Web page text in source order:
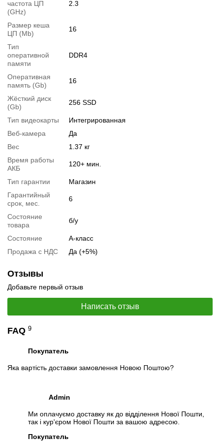
Вы можете расширить срок гарантии на
Возможна также комплектация
мышкой
Для этого добавьте в корзину соответствующую позицию с
раздела
Спецификация, тесты и технические отчеты
Спецификация процессора:
Тестирование процессора:
Видеообзоры
📧Запрос оптовой цены
Отслеживать в Instagram
Отслеживать на Facebook
частота ЦП
(GHz)
2.3
Размер кеша
ЦП (Mb)
16
Тип
оперативной
памяти
DDR4
Оперативная
память (Gb)
16
Жёсткий диск
(Gb)
256 SSD
Тип видеокарты
Интегрированная
Веб-камера
Да
Вес
1.37 кг
Время работы
АКБ
120+ мин.
Тип гарантии
Магазин
Гарантийный
срок, мес.
6
Состояние
товара
б/у
Состояние
А-класс
Продажа с НДС
Да (+5%)
Отзывы
Добавьте первый отзыв
Написать отзыв
FAQ 9
Покупатель
Яка вартість доставки замовлення Новою Поштою?
Admin
Ми оплачуємо доставку як до відділення Нової Пошти,
так і кур'єром Нової Пошти за вашою адресою.
Покупатель